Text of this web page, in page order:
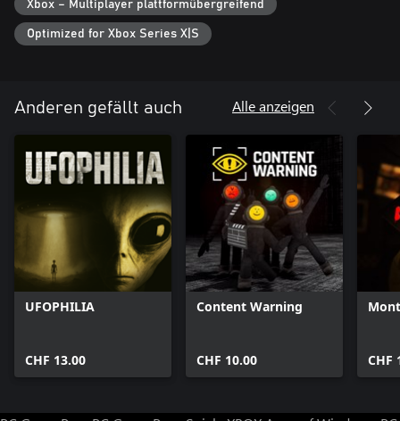
Xbox – Multiplayer plattformübergreifend
Optimized for Xbox Series X|S
Anderen gefällt auch Alle anzeigen
UFOPHILIA
CHF 13.00
Content Warning
CHF 10.00 CHF